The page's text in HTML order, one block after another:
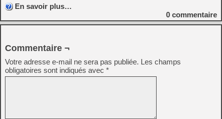
En savoir plus…
0 commentaire
Commentaire ¬
Votre adresse e-mail ne sera pas publiée. Les champs
obligatoires sont indiqués avec *